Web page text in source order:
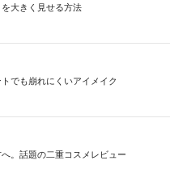
大きく見せる方法
でも崩れにくいアイメイク
。話題の二重コスメレビュー